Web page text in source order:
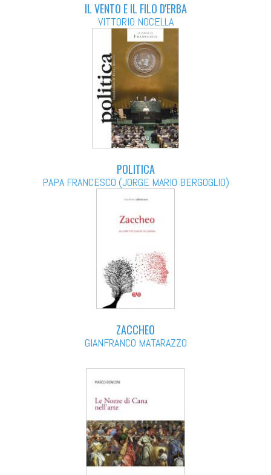
IL VENTO E IL FILO D'ERBA
VITTORIO NOCELLA
POLITICA
PAPA FRANCESCO (JORGE MARIO BERGOGLIO)
ZACCHEO
GIANFRANCO MATARAZZO